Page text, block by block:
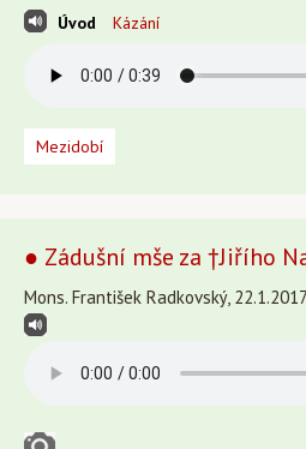
Úvod Kázání
Mezidobí
● Zádušní mše za †Jiřího
Mons. František Radkovský,